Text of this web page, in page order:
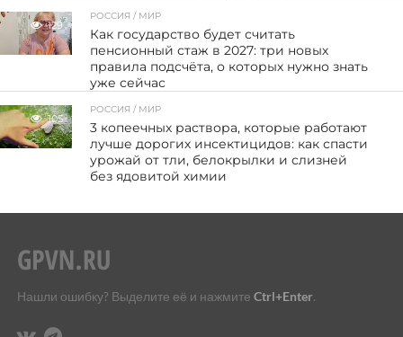
129
РОССИЯ / МИР
Как государство будет считать
пенсионный стаж в 2027: три новых
правила подсчёта, о которых нужно знать
уже сейчас
105
РОССИЯ / МИР
3 копеечных раствора, которые работают
лучше дорогих инсектицидов: как спасти
урожай от тли, белокрылки и слизней
без ядовитой химии
Нашли ошибку? Выделите её и нажмите Ctrl+Enter.